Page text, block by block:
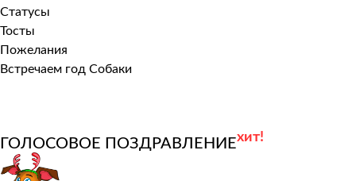
Статусы
Тосты
Пожелания
Встречаем год Собаки
ГОЛОСОВОЕ ПОЗДРАВЛЕНИЕхит!